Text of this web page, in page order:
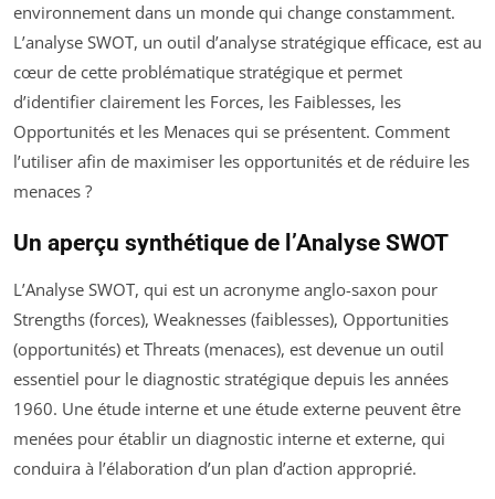
environnement dans un monde qui change constamment.
L’analyse SWOT, un outil d’analyse stratégique efficace, est au
cœur de cette problématique stratégique et permet
d’identifier clairement les Forces, les Faiblesses, les
Opportunités et les Menaces qui se présentent. Comment
l’utiliser afin de maximiser les opportunités et de réduire les
menaces ?
Un aperçu synthétique de l’Analyse SWOT
L’Analyse SWOT, qui est un acronyme anglo-saxon pour
Strengths (forces), Weaknesses (faiblesses), Opportunities
(opportunités) et Threats (menaces), est devenue un outil
essentiel pour le diagnostic stratégique depuis les années
1960. Une étude interne et une étude externe peuvent être
menées pour établir un diagnostic interne et externe, qui
conduira à l’élaboration d’un plan d’action approprié.